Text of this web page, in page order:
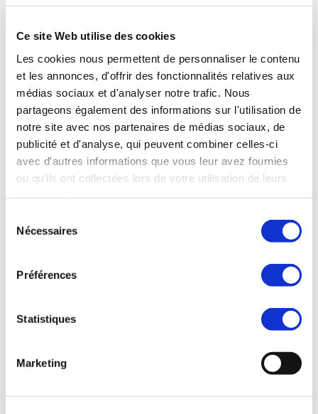
Ce site Web utilise des cookies
Les cookies nous permettent de personnaliser le contenu
et les annonces, d'offrir des fonctionnalités relatives aux
médias sociaux et d'analyser notre trafic. Nous
partageons également des informations sur l'utilisation de
notre site avec nos partenaires de médias sociaux, de
publicité et d'analyse, qui peuvent combiner celles-ci
avec d'autres informations que vous leur avez fournies
ou qu'ils ont collectées lors de votre utilisation de leurs
Nécessaires
Préférences
Statistiques
Marketing
Témoignage du cédant :« L’adossement
une véritable opportunité pour les deux
entreprises et leurs dirigeants ; je remercie
SYNERCOM FRANCE et particulièrement
Christophe BERTHIER, pour ses conseils
pertinents et sa persévérance dans un
contexte évidemment diffici...
Dominique SETTBON (AXIOM
GRAPHIC)
LIRE LA SUITE
Votre interlocuteur :
cberthier@synercom-france.fr